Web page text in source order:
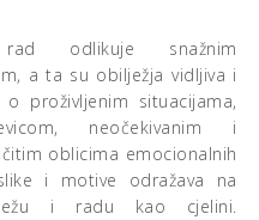
odlikuje snažnim
a ta su obilježja vidljiva i
proživljenim situacijama,
neočekivanim i
oblicima emocionalnih
i motive odražava na
i radu kao cjelini.